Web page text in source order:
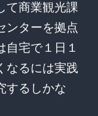
て商業観光課
ンターを拠点
自宅で１日１
なるには実践
するしかな